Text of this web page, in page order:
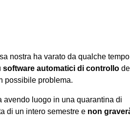
nostra ha varato da qualche tempo
software automatici di controllodel
possibile problema.
avendo luogo in una quarantina di
di un intero semestre e non